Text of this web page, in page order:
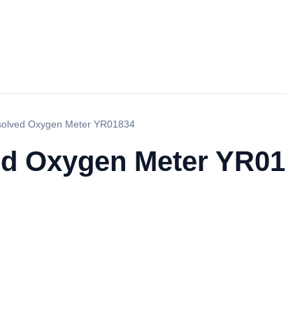
Oxygen Meter YR01834
Oxygen Meter